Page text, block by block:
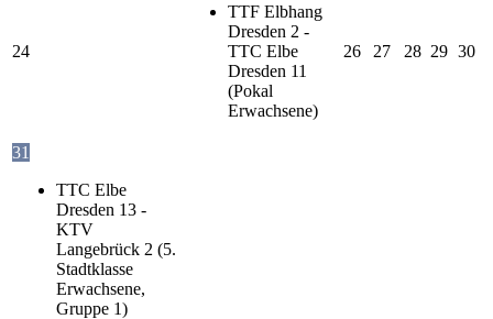
24
TTF Elbhang
Dresden 2 -
TTC Elbe
Dresden 11
(Pokal
Erwachsene)
26 27 28 29 30
31
TTC Elbe
Dresden 13 -
KTV
Langebrück 2 (5.
Stadtklasse
Erwachsene,
Gruppe 1)